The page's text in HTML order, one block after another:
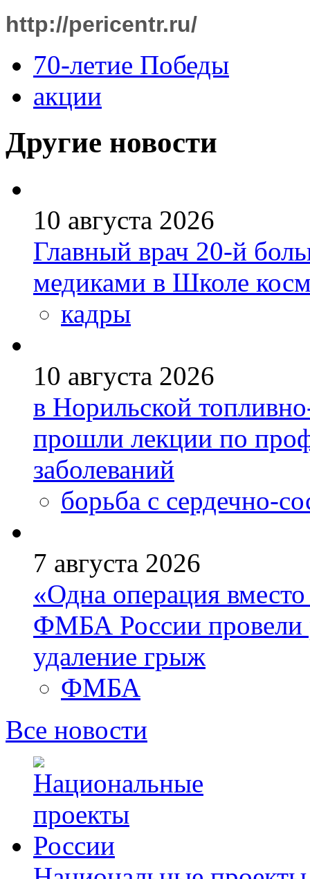
http://pericentr.ru/
70-летие Победы
акции
Другие новости
10 августа 2026
Главный врач 20-й
медиками в Школе
кадры
10 августа 2026
в Норильской
прошли лекции по
заболеваний
борьба с сердечно-
7 августа 2026
«Одна операция
ФМБА России провели
удаление грыж
ФМБА
Все новости